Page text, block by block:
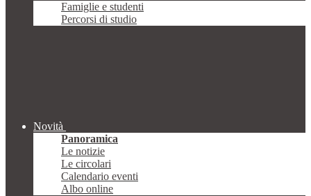
Famiglie e studenti
Percorsi di studio
Novità
Panoramica
Le notizie
Le circolari
Calendario eventi
Albo online